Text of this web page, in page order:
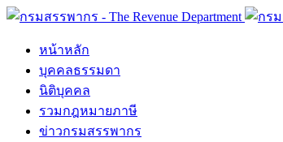
หน้าหลัก
บุคคลธรรมดา
นิติบุคคล
รวมกฎหมายภาษี
ข่าวกรมสรรพากร